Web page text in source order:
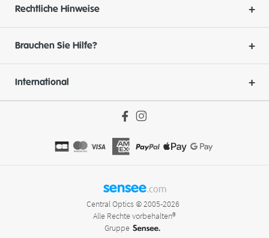
Rechtliche Hinweise
Brauchen Sie Hilfe?
International
sensee.com
Central Optics © 2005-2026
Alle Rechte vorbehalten®
Gruppe